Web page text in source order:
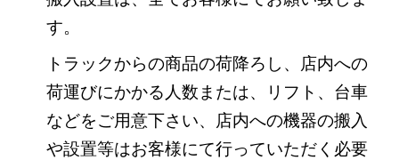
す。
トラックからの商品の荷降ろし、店内への
荷運びにかかる人数または、リフト、台車
などをご用意下さい、店内への機器の搬入
や設置等はお客様にて行っていただく必要